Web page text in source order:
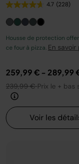
4.7 (228)
Housse de protection
ce four à pizza. En savoir
259,99 €- 289,99
239,99 €Prix le + bas
Voir les